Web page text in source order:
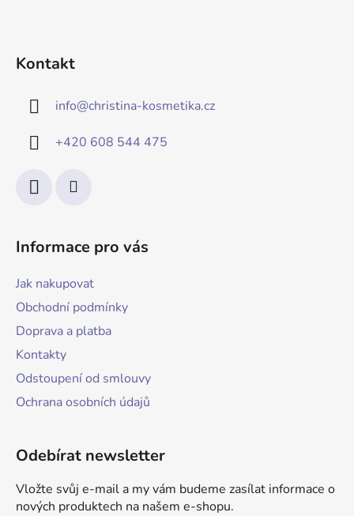
Kontakt
info@christina-kosmetika.cz
+420 608 544 475
Informace pro vás
Jak nakupovat
Obchodní podmínky
Doprava a platba
Kontakty
Odstoupení od smlouvy
Ochrana osobních údajů
Odebírat newsletter
Vložte svůj e-mail a my vám budeme zasílat informace o
nových produktech na našem e-shopu.